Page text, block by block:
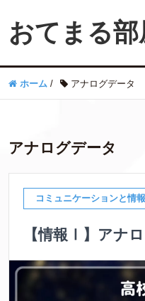
おてまる部
ホーム / アナログデータ
アナログデータ
コミュニケーションと情
【情報Ⅰ】アナ